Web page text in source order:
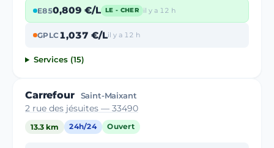
E850,809 €/L LE - CHER il y a 12 h
GPLC1,037 €/Lil y a 12 h
Services (15)
Carrefour Saint-Maixant
2 rue des jésuites — 33490
13.3 km 24h/24 Ouvert